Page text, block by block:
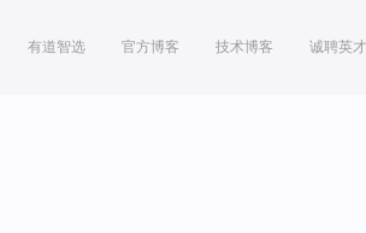
有道智选 官方博客 技术博客 诚聘英才